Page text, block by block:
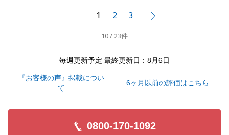
1 2 3
10 / 23件
毎週更新予定 最終更新日：8月6日
『お客様の声』掲載につい
て
6ヶ月以前の評価はこちら
0800-170-1092